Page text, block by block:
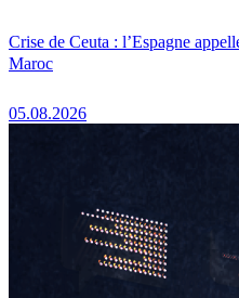
Crise de Ceuta : l’Espagne
Maroc
05.08.2026